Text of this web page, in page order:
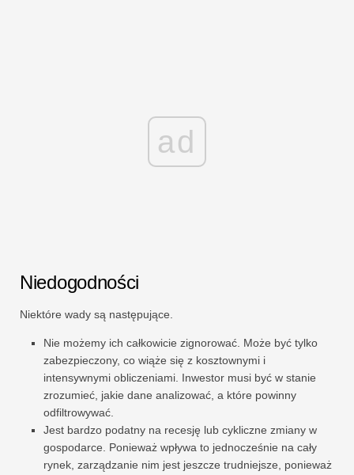
ad
Niedogodności
Niektóre wady są następujące.
Nie możemy ich całkowicie zignorować. Może być tylko
zabezpieczony, co wiąże się z kosztownymi i
intensywnymi obliczeniami. Inwestor musi być w stanie
zrozumieć, jakie dane analizować, a które powinny
odfiltrowywać.
Jest bardzo podatny na recesję lub cykliczne zmiany w
gospodarce. Ponieważ wpływa to jednocześnie na cały
rynek, zarządzanie nim jest jeszcze trudniejsze, ponieważ